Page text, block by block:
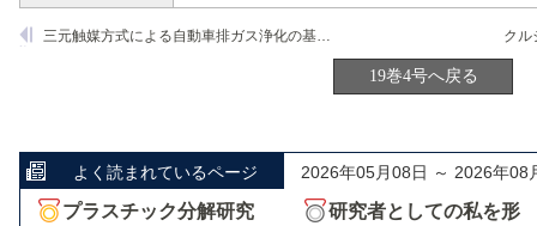
クル
三元触媒方式による自動車排ガス浄化の基礎研究―Pt-Al 触媒上でのNO-
19巻4号へ戻る
よく読まれているページ 2026年05月08日 ～ 2026年08
プラスチック分解研究
研究者としての私を形